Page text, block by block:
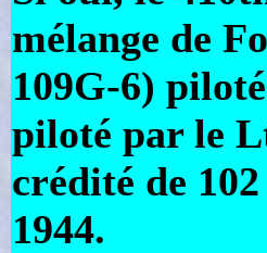
mélange de
109G-6)
piloté par le
crédité de
1944.